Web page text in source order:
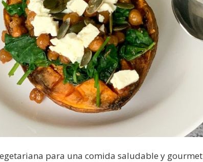
para una comida saludable y gourmet